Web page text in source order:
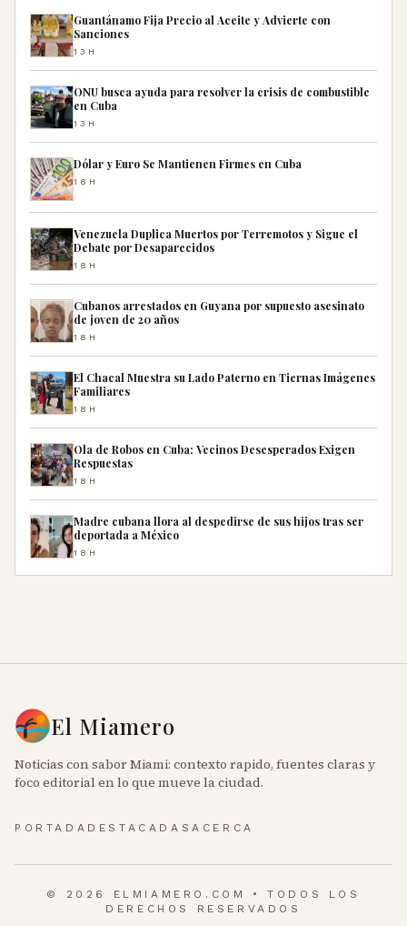
Guantánamo Fija Precio al Aceite y Advierte con
Sanciones
13H
ONU busca ayuda para resolver la crisis de combustible
en Cuba
13H
Dólar y Euro Se Mantienen Firmes en Cuba
18H
Venezuela Duplica Muertos por Terremotos y Sigue el
Debate por Desaparecidos
18H
Cubanos arrestados en Guyana por supuesto asesinato
de joven de 20 años
18H
El Chacal Muestra su Lado Paterno en Tiernas Imágenes
Familiares
18H
Ola de Robos en Cuba: Vecinos Desesperados Exigen
Respuestas
18H
Madre cubana llora al despedirse de sus hijos tras ser
deportada a México
18H
El Miamero
Noticias con sabor Miami: contexto rapido, fuentes claras y
foco editorial en lo que mueve la ciudad.
PORTADA DESTACADASACERCA
© 2026 ELMIAMERO.COM • TODOS LOS
DERECHOS RESERVADOS